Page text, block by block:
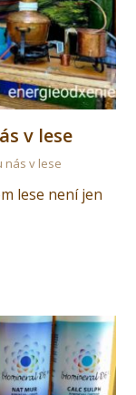
v lese
nás v lese
lese není jen